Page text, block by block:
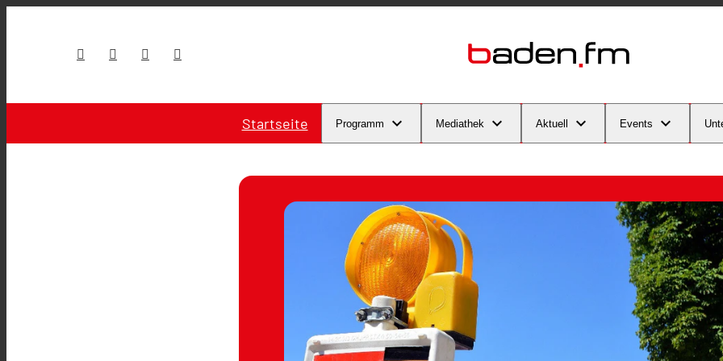
Startseite Programm Mediathek Aktuell Events